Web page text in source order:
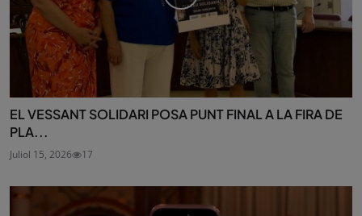
EL VESSANT SOLIDARI POSA PUNT FINAL A LA FIRA DE
PLA...
Juliol 15, 2026 17